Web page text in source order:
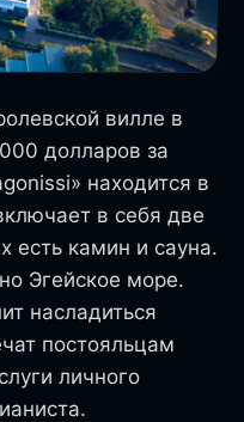
вилле в
долларов за
находится в
в себя две
есть камин и сауна.
Эгейское море.
насладиться
постояльцам
личного